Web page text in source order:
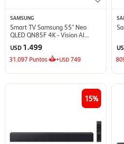
SAMSUNG
Smart TV Samsung 55'' Neo
QLED QN85F 4K - Vision AI
USD 1.499
31.097 Puntos +USD749
15